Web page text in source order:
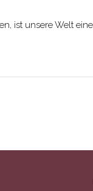
ist unsere Welt